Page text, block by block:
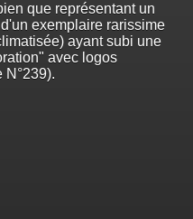
que représentant un
exemplaire rarissime
ayant subi une
avec logos
N°239).